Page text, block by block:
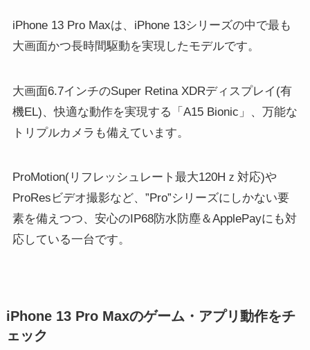
iPhone 13 Pro Maxは、iPhone 13シリーズの中で最も
大画面かつ長時間駆動を実現したモデルです。
大画面6.7インチのSuper Retina XDRディスプレイ(有
機EL)、快適な動作を実現する「A15 Bionic」、万能な
トリプルカメラも備えています。
ProMotion(リフレッシュレート最大120Hｚ対応)や
ProResビデオ撮影など、”Pro”シリーズにしかない要
素を備えつつ、安心のIP68防水防塵＆ApplePayにも対
応している一台です。
iPhone 13 Pro Maxのゲーム・アプリ動作をチ
ェック